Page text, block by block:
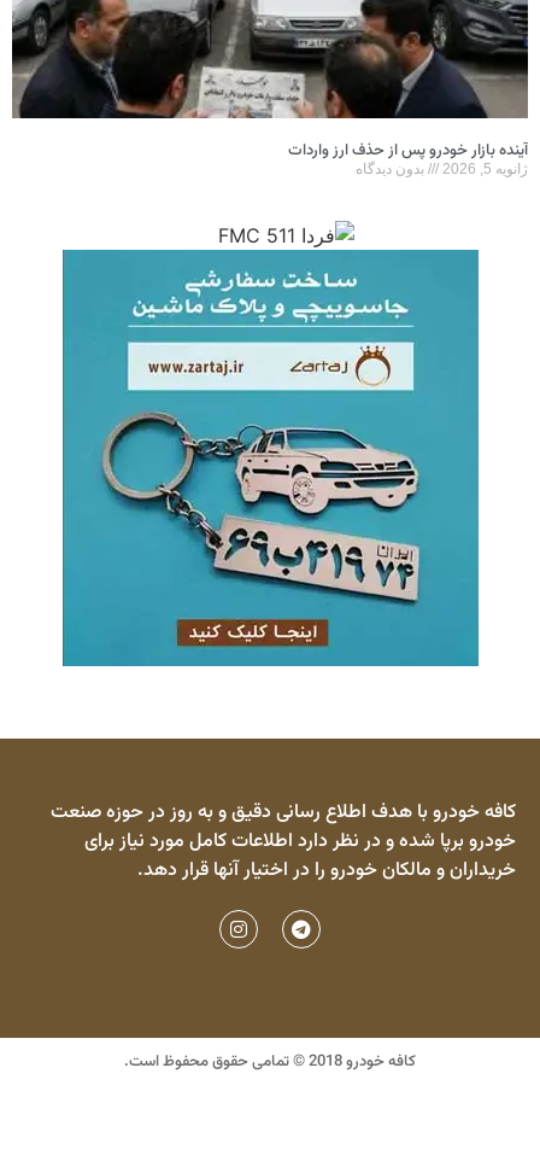
آینده بازار خودرو پس از حذف ارز واردات
ژانویه 5, 2026 بدون دیدگاه
کافه خودرو با هدف اطلاع رسانی دقیق و به روز در حوزه صنعت
خودرو برپا شده و در نظر دارد اطلاعات کامل مورد نیاز برای
خریداران و مالکان خودرو را در اختیار آنها قرار دهد.
کافه خودرو 2018 © تمامی حقوق محفوظ است.